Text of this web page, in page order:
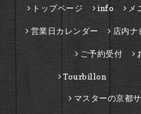
トップページ info メ
営業日カレンダー 店内ナ
ご予約受付
Tourbillon
マスターの京都